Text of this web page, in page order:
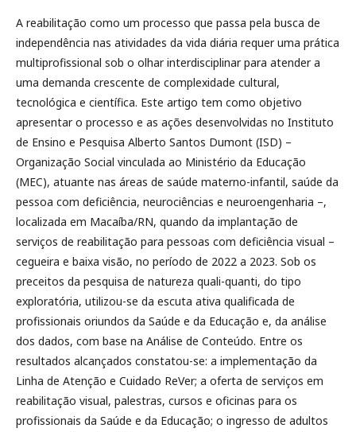
A reabilitação como um processo que passa pela busca de
independência nas atividades da vida diária requer uma prática
multiprofissional sob o olhar interdisciplinar para atender a
uma demanda crescente de complexidade cultural,
tecnológica e científica. Este artigo tem como objetivo
apresentar o processo e as ações desenvolvidas no Instituto
de Ensino e Pesquisa Alberto Santos Dumont (ISD) –
Organização Social vinculada ao Ministério da Educação
(MEC), atuante nas áreas de saúde materno-infantil, saúde da
pessoa com deficiência, neurociências e neuroengenharia –,
localizada em Macaíba/RN, quando da implantação de
serviços de reabilitação para pessoas com deficiência visual –
cegueira e baixa visão, no período de 2022 a 2023. Sob os
preceitos da pesquisa de natureza quali-quanti, do tipo
exploratória, utilizou-se da escuta ativa qualificada de
profissionais oriundos da Saúde e da Educação e, da análise
dos dados, com base na Análise de Conteúdo. Entre os
resultados alcançados constatou-se: a implementação da
Linha de Atenção e Cuidado ReVer; a oferta de serviços em
reabilitação visual, palestras, cursos e oficinas para os
profissionais da Saúde e da Educação; o ingresso de adultos